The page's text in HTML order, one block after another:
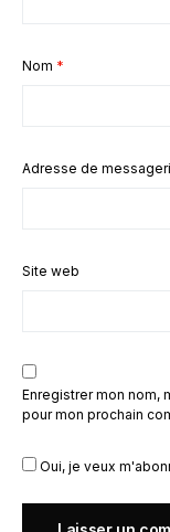
Nom *
Adresse de
Site web
Enregistrer mon nom,
pour mon prochain
Oui, je veux